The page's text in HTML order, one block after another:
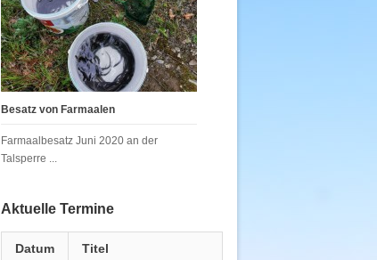
Besatz von Farmaalen
Farmaalbesatz Juni 2020 an der
Talsperre ...
Aktuelle Termine
Datum Titel